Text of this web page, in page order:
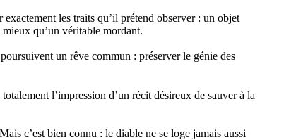
les traits qu’il prétend observer : un objet
qu’un véritable mordant.
un rêve commun : préserver le génie des
l’impression d’un récit désireux de sauver à la
c’est bien connu : le diable ne se loge jamais aussi